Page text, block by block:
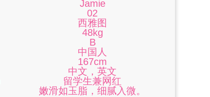
Jamie
02
西雅图
48kg
B
中国人
167cm
中文，英文
留学生兼网红
嫩滑如玉脂，细腻入微。